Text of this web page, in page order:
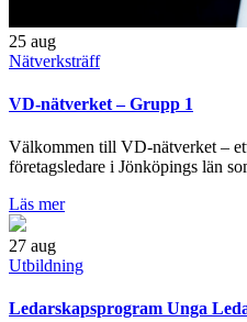
25 aug
Nätverksträff
VD-nätverket – Grupp 1
Välkommen till VD-nätverket –
företagsledare i Jönköpings län
Läs mer
27 aug
Utbildning
Ledarskapsprogram Unga